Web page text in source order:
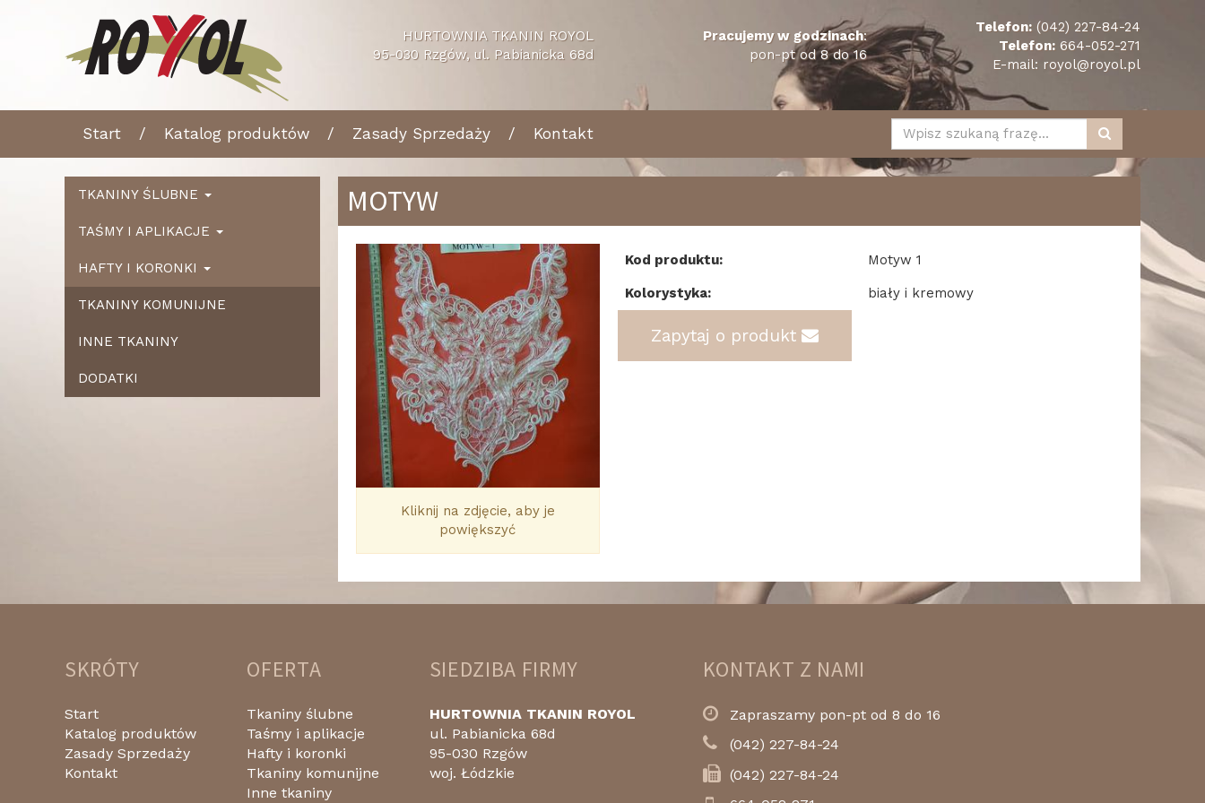
HURTOWNIA TKANIN ROYOL
95-030 Rzgów, ul. Pabianicka 68d
Pracujemy w godzinach:
pon-pt od 8 do 16
Telefon: (042) 227-84-24
Telefon: 664-052-271
E-mail: royol@royol.pl
Start Katalog produktów Zasady Sprzedaży Kontakt
TKANINY ŚLUBNE
TAŚMY I APLIKACJE
HAFTY I KORONKI
TKANINY KOMUNIJNE
INNE TKANINY
DODATKI
MOTYW
Wstecz
Kliknij na zdjęcie, aby je
powiększyć
Kod produktu: Motyw 1
Kolorystyka: biały i kremowy
Zapytaj o produkt
SKRÓTY
Start
Katalog produktów
Zasady Sprzedaży
Kontakt
OFERTA
Tkaniny ślubne
Taśmy i aplikacje
Hafty i koronki
Tkaniny komunijne
Inne tkaniny
SIEDZIBA FIRMY
HURTOWNIA TKANIN ROYOL
ul. Pabianicka 68d
95-030 Rzgów
woj. Łódzkie
KONTAKT Z NAMI
Zapraszamy pon-pt od 8 do 16
(042) 227-84-24
(042) 227-84-24